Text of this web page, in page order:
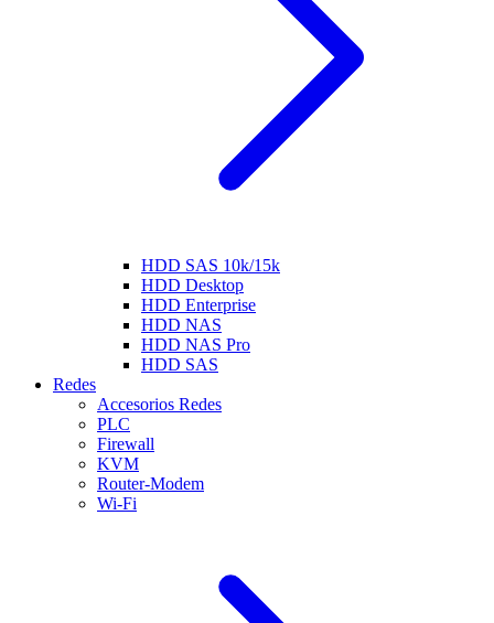
HDD SAS 10k/15k
HDD Desktop
HDD Enterprise
HDD NAS
HDD NAS Pro
HDD SAS
Redes
Accesorios Redes
PLC
Firewall
KVM
Router-Modem
Wi-Fi